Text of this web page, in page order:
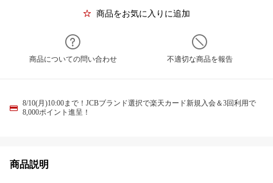
商品をお気に入りに追加
商品についての問い合わせ 不適切な商品を報告
8/10(月)10:00まで！JCBブランド選択で楽天カード新規入会＆3回利用で
8,000ポイント進呈！
商品説明